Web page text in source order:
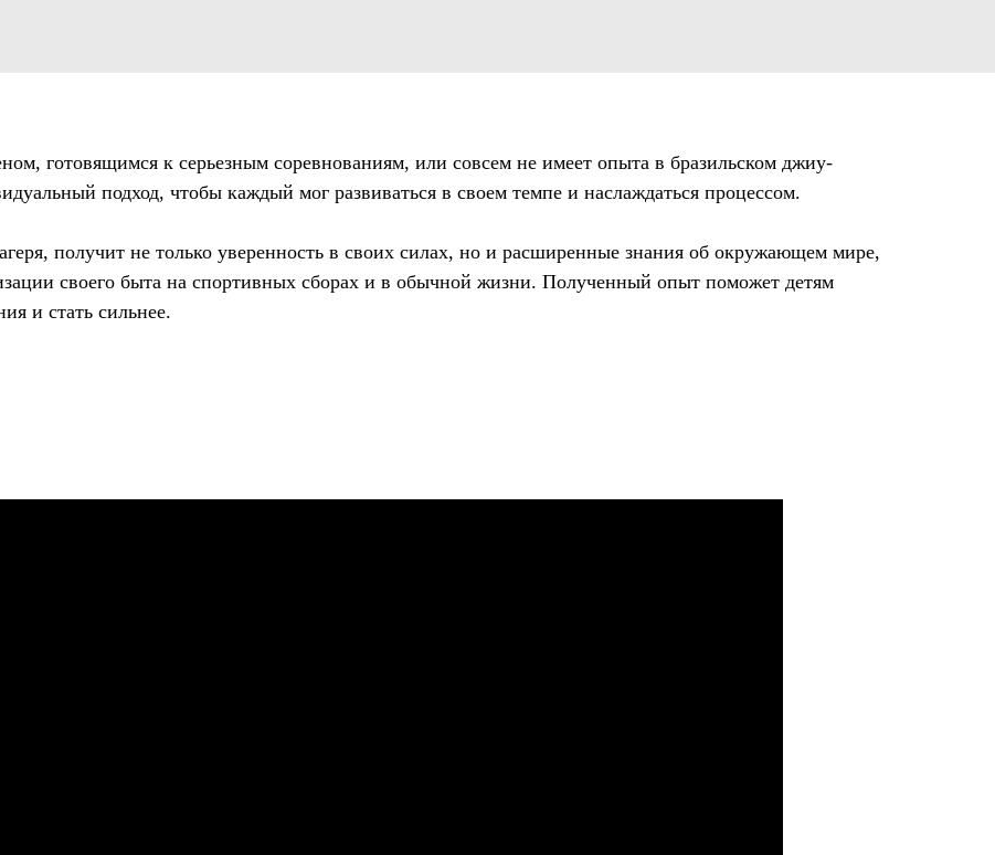
готовящимся к серьезным соревнованиям, или совсем не имеет опыта в бразильском джиу-
подход, чтобы каждый мог развиваться в своем темпе и наслаждаться процессом.
получит не только уверенность в своих силах, но и расширенные знания об окружающем мире,
своего быта на спортивных сборах и в обычной жизни. Полученный опыт поможет детям
и стать сильнее.